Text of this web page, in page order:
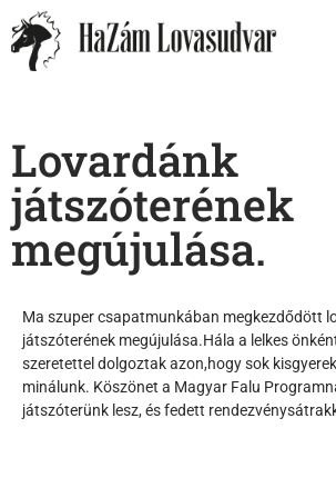
Lovardánk
játszóterének
megújulása.
Ma szuper csapatmunkában megkezdődött
játszóterének megújulása.Hála a lelkes
szeretettel dolgoztak azon,hogy sok
minálunk. Köszönet a Magyar Falu
játszóterünk lesz, és fedett